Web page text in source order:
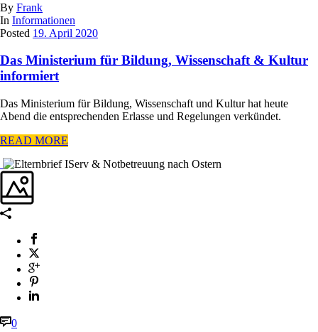
By Frank
In Informationen
Posted 19. April 2020
Das Ministerium für Bildung, Wissenschaft & Kultur
informiert
Das Ministerium für Bildung, Wissenschaft und Kultur hat heute
Abend die entsprechenden Erlasse und Regelungen verkündet.
READ MORE
0